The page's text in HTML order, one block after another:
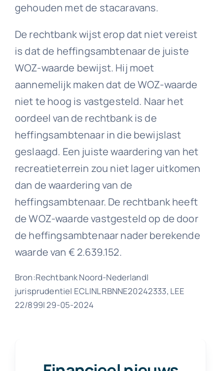
gehouden met de stacaravans.
De rechtbank wijst erop dat niet vereist
is dat de heffingsambtenaar de juiste
WOZ-waarde bewijst. Hij moet
aannemelijk maken dat de WOZ-waarde
niet te hoog is vastgesteld. Naar het
oordeel van de rechtbank is de
heffingsambtenaar in die bewijslast
geslaagd. Een juiste waardering van het
recreatieterrein zou niet lager uitkomen
dan de waardering van de
heffingsambtenaar. De rechtbank heeft
de WOZ-waarde vastgesteld op de door
de heffingsambtenaar nader berekende
waarde van € 2.639.152.
Bron:Rechtbank Noord-Nederland|
jurisprudentie| ECLINLRBNNE20242333, LEE
22/899| 29-05-2024